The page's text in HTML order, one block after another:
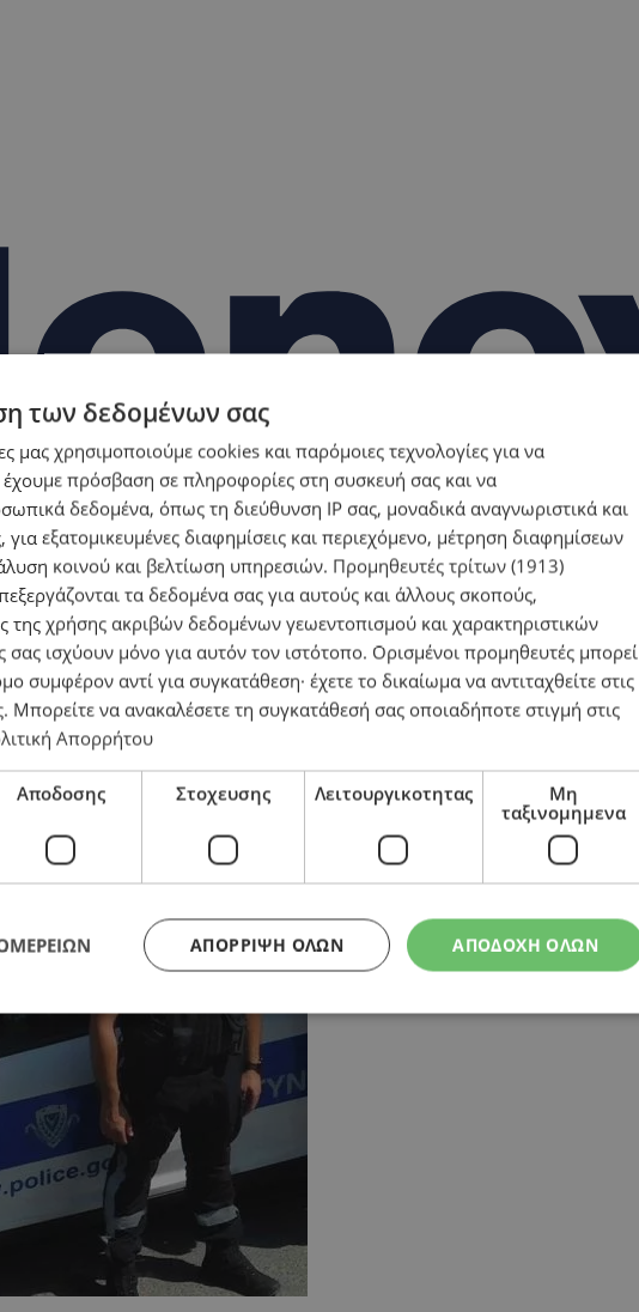
Λευκωσία
των δεδομένων σας
μας χρησιμοποιούμε cookies και παρόμοιες τεχνολογίες για να
πρόσβαση σε πληροφορίες στη συσκευή σας και να
δεδομένα, όπως τη διεύθυνση IP σας, μοναδικά αναγνωριστικά και
εξατομικευμένες διαφημίσεις και περιεχόμενο, μέτρηση διαφημίσεων
κοινού και βελτίωση υπηρεσιών. Προμηθευτές τρίτων (1913)
τα δεδομένα σας για αυτούς και άλλους σκοπούς,
της χρήσης ακριβών δεδομένων γεωεντοπισμού και χαρακτηριστικών
σας ισχύουν μόνο για αυτόν τον ιστότοπο. Ορισμένοι προμηθευτές μπορεί
συμφέρον αντί για συγκατάθεση· έχετε το δικαίωμα να αντιταχθείτε στις
. Μπορείτε να ανακαλέσετε τη συγκατάθεσή σας οποιαδήποτε στιγμή στις
Απορρήτου
Αποδοσης Στοχευσης Λειτουργικοτητας
Μη
ταξινομημενα
ΑΠΟΔΟΧΗ ΟΛΩΝ
ΑΠΌΡΡΙΨΗ ΌΛΩΝ